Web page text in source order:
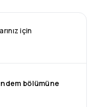
için
bölümüne